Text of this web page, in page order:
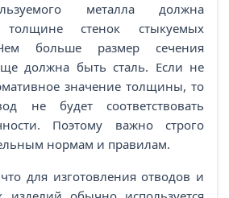
металла должна
толщине стенок стыкуемых
больше размер сечения
должна быть сталь. Если не
значение толщины, то
не будет соответствовать
Поэтому важно строго
нормам и правилам.
для изготовления отводов и